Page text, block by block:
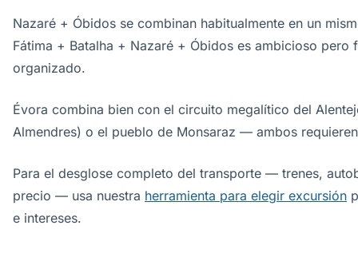
Nazaré + Óbidos se combinan habitualmente en un
Fátima + Batalha + Nazaré + Óbidos es ambicioso pero
organizado.
Évora combina bien con el circuito megalítico del
Almendres) o el pueblo de Monsaraz — ambos
Para el desglose completo del transporte — trenes,
precio — usa nuestra herramienta para elegir excursión
e intereses.